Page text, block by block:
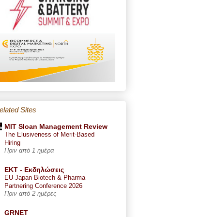
Sites
MIT Sloan Management Review
The Elusiveness of Merit-Based
Hiring
Πριν από 1 ημέρα
ΕΚΤ - Εκδηλώσεις
EU-Japan Biotech & Pharma
Partnering Conference 2026
Πριν από 2 ημέρες
GRNET